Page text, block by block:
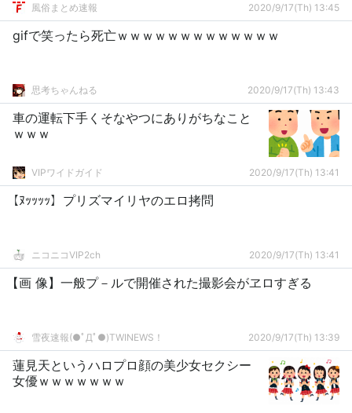
風俗まとめ速報 2020/9/17(Th) 13:45
gifで笑ったら死亡ｗｗｗｗｗｗｗｗｗｗｗｗｗ
思考ちゃんねる 2020/9/17(Th) 13:43
車の運転下手くそなやつにありがちなこと
ｗｗｗ
VIPワイドガイド 2020/9/17(Th) 13:41
【ﾇｯｯｯｯ】プリズマイリヤのエロ拷問
ニコニコVIP2ch 2020/9/17(Th) 13:41
【画 像】一般プ－ルで開催された撮影会がヱロすぎる
雪夜速報(●ﾟДﾟ●)TWINEWS！ 2020/9/17(Th) 13:39
蓮見天というハロプロ顔の美少女セクシー
女優ｗｗｗｗｗｗｗ